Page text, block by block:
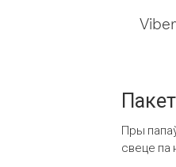
Пры
свеце па